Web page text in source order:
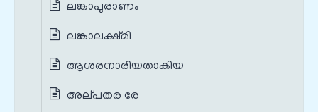
ലങ്കാപുരാണം
ലങ്കാലക്ഷ്മി
ആശരനാരിയതാകിയ
അല്‌പതര രേ